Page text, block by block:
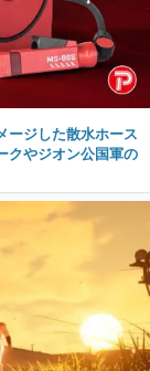
ージした散水ホース
クやジオン公国軍の